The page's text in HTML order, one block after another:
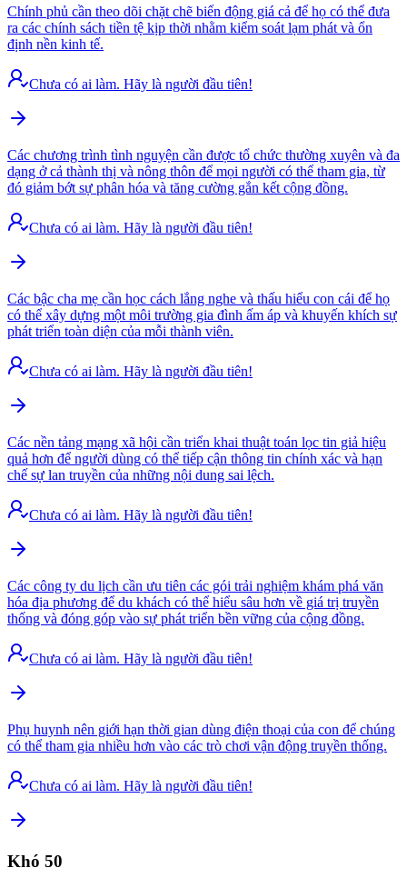
Chính phủ cần theo dõi chặt chẽ biến động giá cả để họ có thể đưa
ra các chính sách tiền tệ kịp thời nhằm kiểm soát lạm phát và ổn
định nền kinh tế.
Chưa có ai làm. Hãy là người đầu tiên!
Các chương trình tình nguyện cần được tổ chức thường xuyên và đa
dạng ở cả thành thị và nông thôn để mọi người có thể tham gia, từ
đó giảm bớt sự phân hóa và tăng cường gắn kết cộng đồng.
Chưa có ai làm. Hãy là người đầu tiên!
Các bậc cha mẹ cần học cách lắng nghe và thấu hiểu con cái để họ
có thể xây dựng một môi trường gia đình ấm áp và khuyến khích sự
phát triển toàn diện của mỗi thành viên.
Chưa có ai làm. Hãy là người đầu tiên!
Các nền tảng mạng xã hội cần triển khai thuật toán lọc tin giả hiệu
quả hơn để người dùng có thể tiếp cận thông tin chính xác và hạn
chế sự lan truyền của những nội dung sai lệch.
Chưa có ai làm. Hãy là người đầu tiên!
Các công ty du lịch cần ưu tiên các gói trải nghiệm khám phá văn
hóa địa phương để du khách có thể hiểu sâu hơn về giá trị truyền
thống và đóng góp vào sự phát triển bền vững của cộng đồng.
Chưa có ai làm. Hãy là người đầu tiên!
Phụ huynh nên giới hạn thời gian dùng điện thoại của con để chúng
có thể tham gia nhiều hơn vào các trò chơi vận động truyền thống.
Chưa có ai làm. Hãy là người đầu tiên!
Khó 50